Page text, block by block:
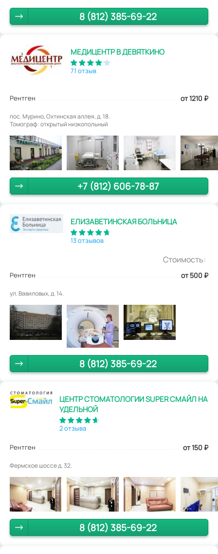
8 (812) 385-69-22
МЕДИЦЕНТР В ДЕВЯТКИНО
71 отзыв
Рентген от 1210 ₽
пос. Мурино, Охтинская аллея, д. 18.
Томограф: открытый низкопольный
+7 (812) 606-78-87
ЕЛИЗАВЕТИНСКАЯ БОЛЬНИЦА
13 отзывов
Стоимость:
Рентген от 500 ₽
ул. Вавиловых, д. 14.
8 (812) 385-69-22
ЦЕНТР СТОМАТОЛОГИИ SUPER СМАЙЛ НА
УДЕЛЬНОЙ
2 отзыва
Рентген от 150 ₽
Фермское шоссе д. 32.
8 (812) 385-69-22